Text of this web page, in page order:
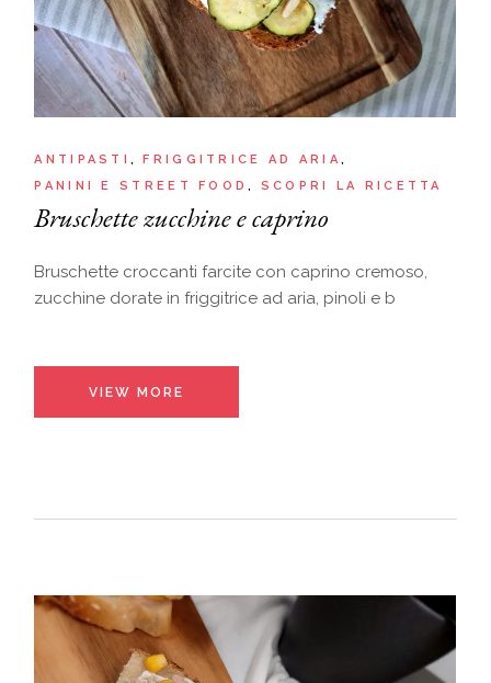
ANTIPASTI
FRIGGITRICE AD ARIA
PANINI E STREET FOOD
SCOPRI LA RICETTA
Bruschette zucchine e caprino
Bruschette croccanti farcite con caprino cremoso,
zucchine dorate in friggitrice ad aria, pinoli e b
VIEW MORE